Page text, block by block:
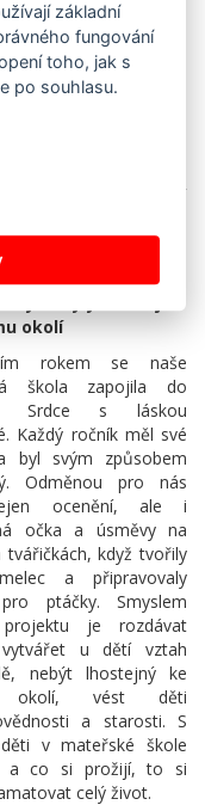
A
darované
radost a vede děti
okolí
rokem se naše
škola zapojila do
Srdce s láskou
Každý ročník měl své
byl svým způsobem
Odměnou pro nás
ocenění, ale i
očka a úsměvy na
tvářičkách, když tvořily
a připravovaly
ptáčky. Smyslem
je rozdávat
u dětí vztah
nebýt lhostejný ke
okolí, vést děti
a starosti. S
v mateřské škole
a co si prožijí, to si
celý život.
základní
fungování
toho, jak s
po souhlasu.